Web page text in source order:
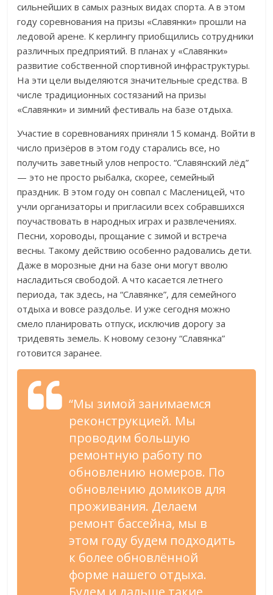
сильнейших в самых разных видах спорта. А в этом
году соревнования на призы «Славянки» прошли на
ледовой арене. К керлингу приобщились сотрудники
различных предприятий. В планах у «Славянки»
развитие собственной спортивной инфраструктуры.
На эти цели выделяются значительные средства. В
числе традиционных состязаний на призы
«Славянки» и зимний фестиваль на базе отдыха.
Участие в соревнованиях приняли 15 команд. Войти в
число призёров в этом году старались все, но
получить заветный улов непросто. “Славянский лёд”
— это не просто рыбалка, скорее, семейный
праздник. В этом году он совпал с Масленицей, что
учли организаторы и пригласили всех собравшихся
поучаствовать в народных играх и развлечениях.
Песни, хороводы, прощание с зимой и встреча
весны. Такому действию особенно радовались дети.
Даже в морозные дни на базе они могут вволю
насладиться свободой. А что касается летнего
периода, так здесь, на “Славянке”, для семейного
отдыха и вовсе раздолье. И уже сегодня можно
смело планировать отпуск, исключив дорогу за
тридевять земель. К новому сезону “Славянка”
готовится заранее.
“Мы зимой занимаемся
реконструкцией. Мы
проводим большую
ремонтную работу по
обновлению номеров. По
обновлению домиков для
проживания. Делаем
ремонт бассейна, мы в
этом году будем подходить
к более обновлённой
форме нашего отдыха.